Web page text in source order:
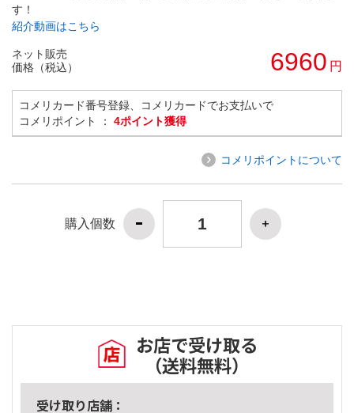
す！
紹介動画はこちら
ネット販売
価格（税込）
6960 円
コメリカード番号登録、コメリカードでお支払いで
コメリポイント ： 4ポイント獲得
コメリポイントについて
購入個数
お店で受け取る
（送料無料）
受け取り店舗：